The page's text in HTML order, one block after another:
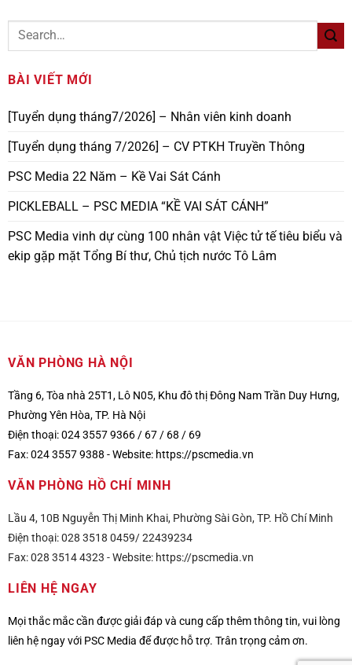
BÀI VIẾT MỚI
[Tuyển dụng tháng7/2026] – Nhân viên kinh doanh
[Tuyển dụng tháng 7/2026] – CV PTKH Truyền Thông
PSC Media 22 Năm – Kề Vai Sát Cánh
PICKLEBALL – PSC MEDIA “KỀ VAI SÁT CÁNH”
PSC Media vinh dự cùng 100 nhân vật Việc tử tế tiêu biểu và
ekip gặp mặt Tổng Bí thư, Chủ tịch nước Tô Lâm
VĂN PHÒNG HÀ NỘI
Tầng 6, Tòa nhà 25T1, Lô N05, Khu đô thị Đông Nam Trần Duy Hưng,
Phường Yên Hòa, TP. Hà Nội
Điện thoại: 024 3557 9366 / 67 / 68 / 69
Fax: 024 3557 9388 -Website: https://pscmedia.vn
VĂN PHÒNG HỒ CHÍ MINH
Lầu 4, 10B Nguyễn Thị Minh Khai, Phường Sài Gòn, TP. Hồ Chí Minh
Điện thoại: 028 3518 0459/ 22439234
Fax: 028 3514 4323 -Website: https://pscmedia.vn
LIÊN HỆ NGAY
Mọi thắc mắc cần được giải đáp và cung cấp thêm thông tin, vui lòng
liên hệ ngay với PSC Media để được hỗ trợ. Trân trọng cảm ơn.